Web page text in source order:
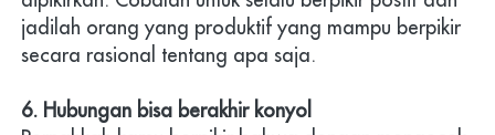
jadilah orang yang produktif yang mampu berpikir
secara rasional tentang apa saja.
6. Hubungan bisa berakhir konyol